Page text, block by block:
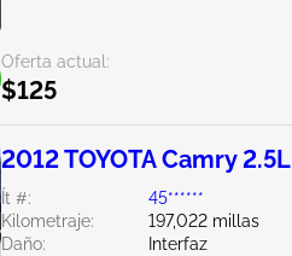
Oferta actual:
$125
2012 TOYOTA Camry 2.5L
Ít #:
45******
Kilometraje:
197,022 millas
Daño:
Interfaz